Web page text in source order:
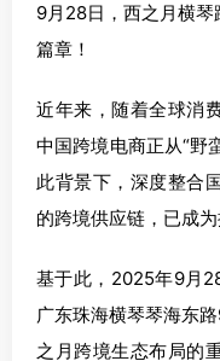
9月28日，西之月横
篇章！
近年来，随着全球消
中国跨境电商正从“野
此背景下，深度整合
的跨境供应链，已成
基于此，2025年9月
广东珠海横琴琴海东
之月跨境生态布局的